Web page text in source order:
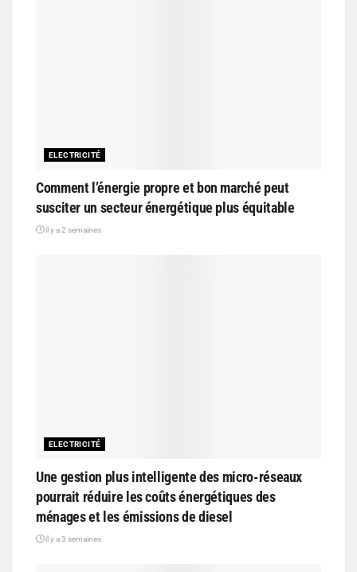
ELECTRICITÉ
Comment l’énergie propre et bon marché peut
susciter un secteur énergétique plus équitable
il y a 2 semaines
ELECTRICITÉ
Une gestion plus intelligente des micro-réseaux
pourrait réduire les coûts énergétiques des
ménages et les émissions de diesel
il y a 3 semaines